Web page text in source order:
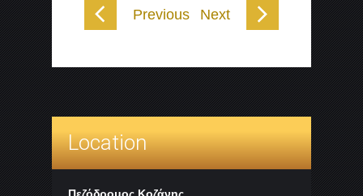
Previous Next
Location
Πεζόδρομος Κοζάνης